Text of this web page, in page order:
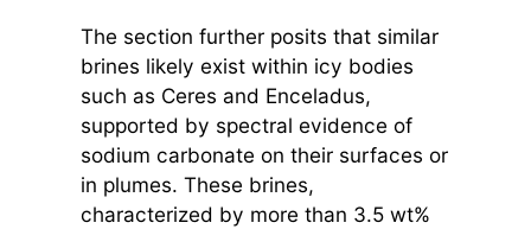
The section further posits that similar
brines likely exist within icy bodies
such as Ceres and Enceladus,
supported by spectral evidence of
sodium carbonate on their surfaces or
in plumes. These brines,
characterized by more than 3.5 wt%